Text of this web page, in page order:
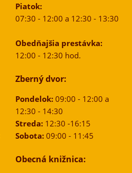
Piatok:
07:30 - 12:00 a 12:30 - 13:30
Obedňajšia prestávka:
12:00 - 12:30 hod.
Zberný dvor:
Pondelok:09:00 - 12:00 a
12:30 - 14:30
Streda:12:30 -16:15
Sobota:09:00 - 11:45
Obecná knižnica: